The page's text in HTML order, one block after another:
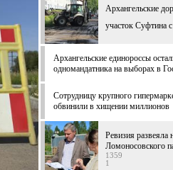
Архангельские
участок Суфтина
Архангельские единороссы
одномандатника на выборах в
Сотрудницу крупного
обвинили в хищении миллионов
Ревизия развеяла
Ломоносовского
1359
1